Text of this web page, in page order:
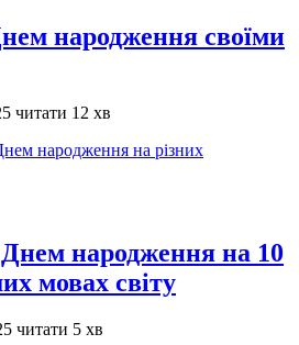
народження своїми
читати 12 хв
народження на 10
мовах світу
читати 5 хв